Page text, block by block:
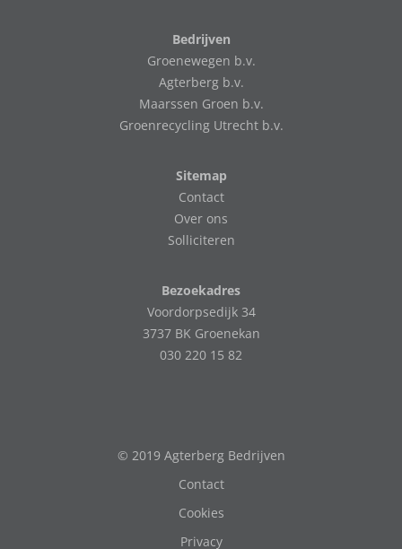
Bedrijven
Groenewegen b.v.
Agterberg b.v.
Maarssen Groen b.v.
Groenrecycling Utrecht b.v.
Sitemap
Contact
Over ons
Solliciteren
Bezoekadres
Voordorpsedijk 34
3737 BK Groenekan
030 220 15 82
© 2019 Agterberg Bedrijven
Contact
Cookies
Privacy